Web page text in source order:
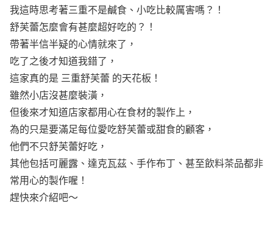
我這時思考著三重不是鹹食、小吃比較厲害嗎？！
舒芙蕾怎麼會有甚麼超好吃的？！
帶著半信半疑的心情就來了，
吃了之後才知道我錯了，
這家真的是 三重舒芙蕾 的天花板！
雖然小店沒甚麼裝潢，
但後來才知道店家都用心在食材的製作上，
為的只是要滿足每位愛吃舒芙蕾或甜食的顧客，
他們不只舒芙蕾好吃，
其他包括可麗露、達克瓦茲、手作布丁、甚至飲料茶品都非
常用心的製作喔！
趕快來介紹吧～